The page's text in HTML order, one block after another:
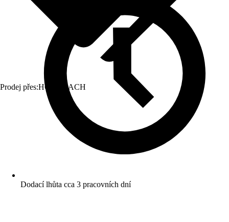
Prodej přes:HORNBACH
Dodací lhůta cca 3 pracovních dní